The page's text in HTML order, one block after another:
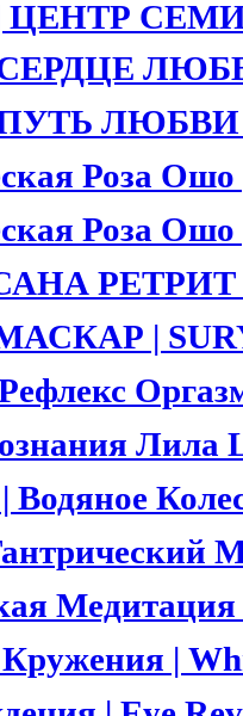
ЦЕНТР
| СЕРДЦЕ
ПУТЬ ЛЮБВИ
Роза
Роза Ошо
РЕТРИТ |
|
Лила
Водяное
|